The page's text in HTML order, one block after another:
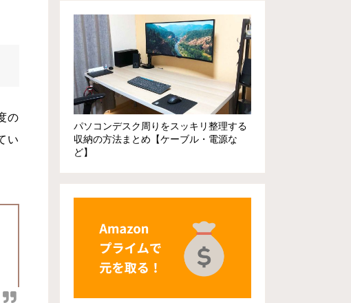
の
い
パソコンデスク周りをスッキリ整理する
収納の方法まとめ【ケーブル・電源な
ど】